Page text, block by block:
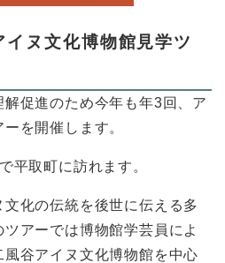
ヌ文化博物館見学ツ
促進のため今年も年3回、ア
を開催します。
平取町に訪れます。
化の伝統を後世に伝える多
アーでは博物館学芸員によ
谷アイヌ文化博物館を中心